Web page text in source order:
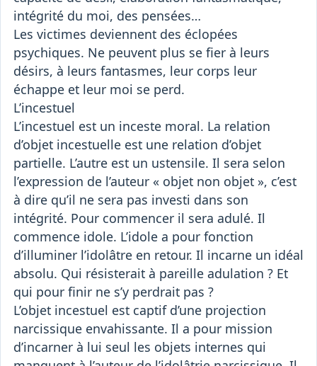
intégrité du moi, des pensées…
Les victimes deviennent des éclopées
psychiques. Ne peuvent plus se fier à leurs
désirs, à leurs fantasmes, leur corps leur
échappe et leur moi se perd.
L’incestuel
L’incestuel est un inceste moral. La relation
d’objet incestuelle est une relation d’objet
partielle. L’autre est un ustensile. Il sera selon
l’expression de l’auteur « objet non objet », c’est
à dire qu’il ne sera pas investi dans son
intégrité. Pour commencer il sera adulé. Il
commence idole. L’idole a pour fonction
d’illuminer l’idolâtre en retour. Il incarne un idéal
absolu. Qui résisterait à pareille adulation ? Et
qui pour finir ne s’y perdrait pas ?
L’objet incestuel est captif d’une projection
narcissique envahissante. Il a pour mission
d’incarner à lui seul les objets internes qui